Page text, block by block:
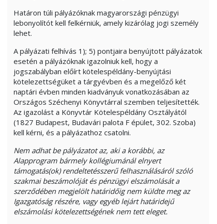
Határon túli pályázóknak magyarországi pénzügyi
lebonyolítót kell felkérniük, amely kizárólag jogi személy
lehet.
A pályázati felhívás 1); 5) pontjaira benyújtott pályázatok
esetén a pályázóknak igazolniuk kell, hogy a
jogszabályban előírt kötelespéldány-benyújtási
kötelezettségüket a tárgyévben és a megelőző két
naptári évben minden kiadványuk vonatkozásában az
Országos Széchenyi Könyvtárral szemben teljesítették.
Az igazolást a Könyvtár Kötelespéldány Osztályától
(1827 Budapest, Budavári palota F épület, 302. Szoba)
kell kérni, és a pályázathoz csatolni.
Nem adhat be pályázatot az, aki a korábbi, az
Alapprogram bármely kollégiumánál elnyert
támogatás(ok) rendeltetésszerű felhasználásáról szóló
szakmai beszámolóját és pénzügyi elszámolását a
szerződében megjelölt határidőig nem küldte meg az
Igazgatóság részére, vagy egyéb lejárt határidejű
elszámolási kötelezettségének nem tett eleget.